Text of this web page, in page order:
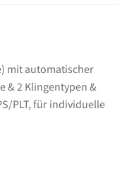
mit automatischer
& 2 Klingentypen &
PLT, für individuelle